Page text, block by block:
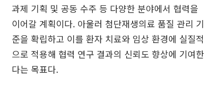
과제 기획 및 공동 수주 등 다양한 분야에서 협력을
이어갈 계획이다. 아울러 첨단재생의료 품질 관리 기
준을 확립하고 이를 환자 치료와 임상 환경에 실질적
으로 적용해 협력 연구 결과의 신뢰도 향상에 기여한
다는 목표다.